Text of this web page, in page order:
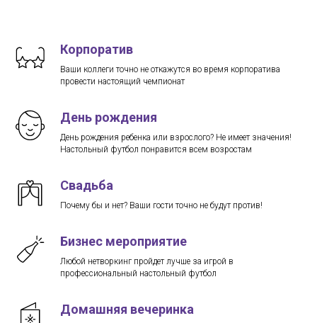
Корпоратив
Ваши коллеги точно не откажутся во время корпоратива
провести настоящий чемпионат
День рождения
День рождения ребенка или взрослого? Не имеет значения!
Настольный футбол понравится всем возростам
Свадьба
Почему бы и нет? Ваши гости точно не будут против!
Бизнес мероприятие
Любой нетворкинг пройдет лучше за игрой в
профессиональный настольный футбол
Домашняя вечеринка